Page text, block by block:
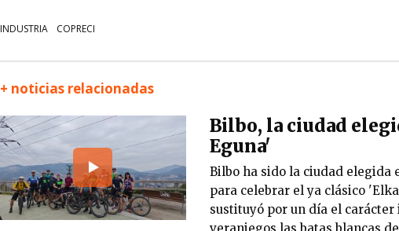
INDUSTRIA COPRECI
+ noticias relacionadas
Bilbo, la ciudad
Eguna'
Bilbo ha sido la ciudad elegida
para celebrar el ya clásico
sustituyó por un día el
veraniegos las batas blancas